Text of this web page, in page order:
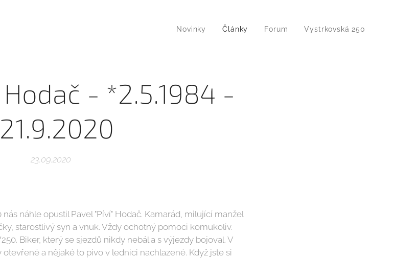
Novinky Články Forum Vystrkovská 250
- *2.5.1984 -
23.09.2020
náhle opustil Pavel "Píví" Hodač. Kamarád, milující manžel
starostlivý syn a vnuk. Vždy ochotný pomoci komukoliv.
Biker, který se sjezdů nikdy nebál a s výjezdy bojoval. V
a nějaké to pivo v lednici nachlazené. Když jste si